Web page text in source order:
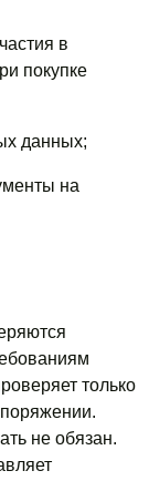
в
покупке
данных;
на
только
не обязан.